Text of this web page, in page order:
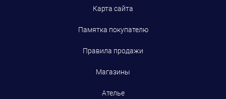
Карта сайта
Памятка покупателю
Правила продажи
Магазины
Ателье